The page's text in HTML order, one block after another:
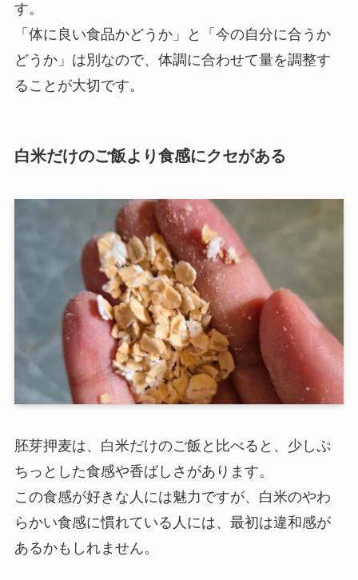
す。
「体に良い食品かどうか」と「今の自分に合うか
どうか」は別なので、体調に合わせて量を調整す
ることが大切です。
白米だけのご飯より食感にクセがある
胚芽押麦は、白米だけのご飯と比べると、少しぷ
ちっとした食感や香ばしさがあります。
この食感が好きな人には魅力ですが、白米のやわ
らかい食感に慣れている人には、最初は違和感が
あるかもしれません。